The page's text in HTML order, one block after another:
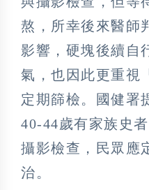
熬，所幸後來醫師
影響，硬塊後續自
氣，也因此更重視
定期篩檢。國健署
40-44歲有家族史
攝影檢查，民眾應
治。